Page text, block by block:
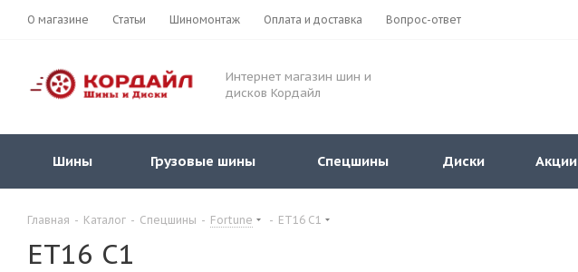
О магазине Статьи Шиномонтаж Оплата и доставка Вопрос-ответ
Интернет магазин шин и
дисков Кордайл
Шины Грузовые шины Спецшины Диски Акции
Главная - Каталог - Спецшины - Fortune - ET16 C1
ET16 C1